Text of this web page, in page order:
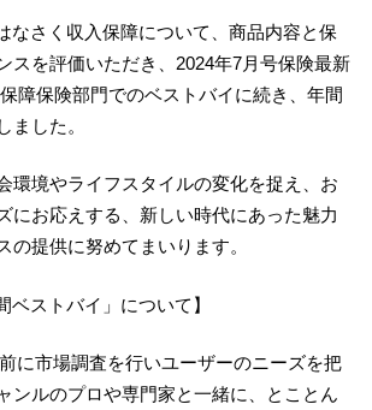
なさく収入保障について、商品内容と保
スを評価いただき、2024年7月号保険最新
障保険部門でのベストバイに続き、年間
ました。
環境やライフスタイルの変化を捉え、お
にお応えする、新しい時代にあった魅力
の提供に努めてまいります。
ベストバイ」について】
に市場調査を行いユーザーのニーズを把
ンルのプロや専門家と一緒に、とことん